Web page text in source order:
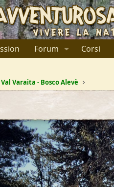
Forum Corsi
Val Varaita - Bosco Alevè